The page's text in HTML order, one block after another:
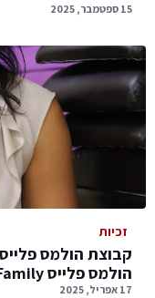
15 ספטמבר, 2025
זכיות
קבוצת הולמס
הולמס פלייס Family בבאר יעקב
17 אפריל, 2025